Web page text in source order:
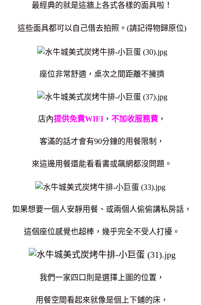
最經典的就是這牆上各式各樣的面具啦！
這些面具都可以自己借去拍照。(請記得物歸原位)
座位非常舒適，桌次之間距離不擁擠
店內提供免費WIFI ，不加收服務費 ，
客滿的話才會有90分鐘的用餐限制，
來這邊用餐還能看看書或飆網都沒問題。
如果想要一個人安靜用餐、 或兩個人偷偷講私房話，
這個座位感覺也超棒，幾乎完全不受人打擾。
我們一家四口則是選擇上圖的位置，
用餐空間看起來就像是個上下鋪的床，